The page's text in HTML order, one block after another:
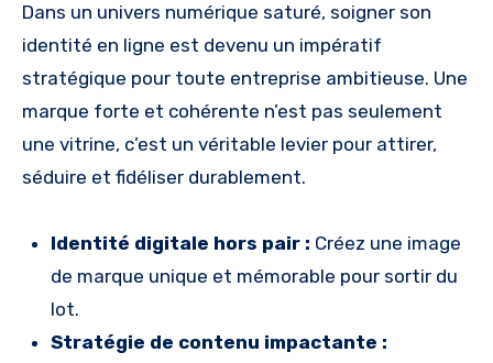
Dans un univers numérique saturé, soigner son
identité en ligne est devenu un impératif
stratégique pour toute entreprise ambitieuse. Une
marque forte et cohérente n’est pas seulement
une vitrine, c’est un véritable levier pour attirer,
séduire et fidéliser durablement.
Identité digitale hors pair : Créez une image
de marque unique et mémorable pour sortir du
lot.
Stratégie de contenu impactante :